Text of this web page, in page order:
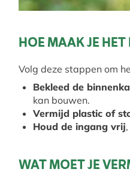
HOE MAAK JE
Volg deze stappen om
Bekleed de
kan bouwen.
Vermijd plastic of
Houd de ingang vrij
WAT MOET JE